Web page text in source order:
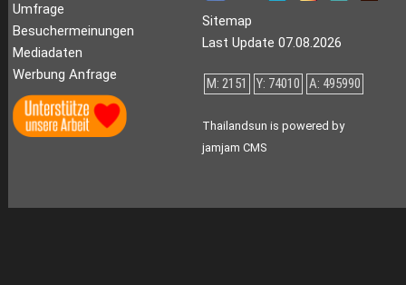
Umfrage
Besuchermeinungen
Mediadaten
Werbung Anfrage
Sitemap
Last Update 07.08.2026
M: 2151 Y: 74010 A: 495990
Thailandsun is powered by
jamjam CMS